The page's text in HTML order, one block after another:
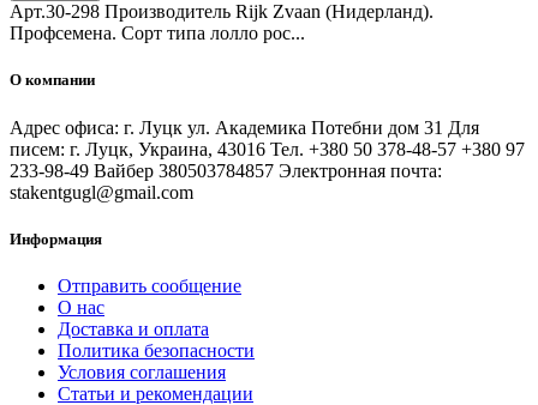
Арт.30-298 Производитель Rijk Zvaan (Нидерланд).
Профсемена. Сорт типа лолло рос...
О компании
Адрес офиса: г. Луцк ул. Академика Потебни дом 31 Для
писем: г. Луцк, Украина, 43016 Тел. +380 50 378-48-57 +380 97
233-98-49 Вайбер 380503784857 Электронная почта:
stakentgugl@gmail.com
Информация
Отправить сообщение
О нас
Доставка и оплата
Политика безопасности
Условия соглашения
Статьи и рекомендации